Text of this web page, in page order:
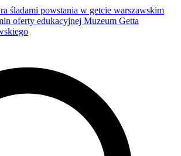
śladami powstania w getcie warszawskim
oferty edukacyjnej Muzeum Getta